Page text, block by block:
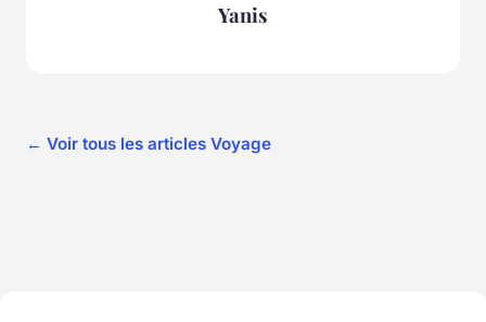
Yanis
← Voir tous les articles Voyage